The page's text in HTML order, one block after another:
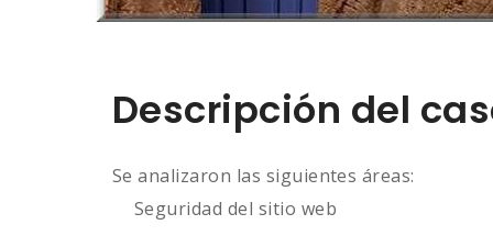
Descripción del
Se analizaron las siguientes áreas:
Seguridad del sitio web